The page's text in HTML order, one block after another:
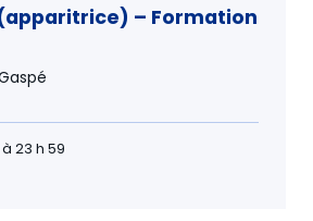
– Formation
23 h 59